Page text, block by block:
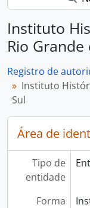
Instituto
Rio Grande
Registro de
Instituto
Sul
Área de
Tipo de
entidade
Forma